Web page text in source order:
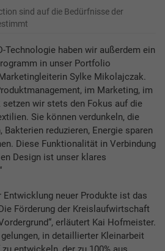
sind auf die Bedürfnisse der
Technologie haben wir außerdem ein
in unser Portfolio
Sylke Mikolajczak.
im Marketing, im
wir stets den Fokus auf die
Sie können verdunkeln, die
Bakterien reduzieren, Energie sparen
Diese Funktionalität in Verbindung
Design ist unser klares
Entwicklung neuer Produkte ist das
Förderung der Kreislaufwirtschaft
erläutert Kai Hofmeister.
in detaillierter Kleinarbeit